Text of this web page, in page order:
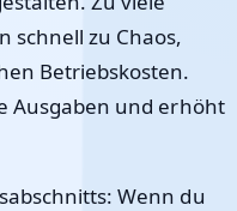
schnell zu Chaos,
Betriebskosten.
Ausgaben und erhöht
Wenn du